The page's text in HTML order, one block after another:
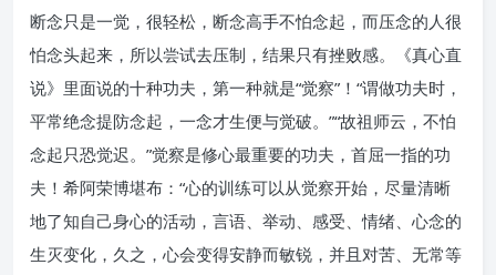
断念只是一觉，很轻松，断念高手不怕念起，而压念的人很
怕念头起来，所以尝试去压制，结果只有挫败感。《真心直
说》里面说的十种功夫，第一种就是“觉察”！“谓做功夫时，
平常绝念提防念起，一念才生便与觉破。”“故祖师云，不怕
念起只恐觉迟。”觉察是修心最重要的功夫，首屈一指的功
夫！希阿荣博堪布：“心的训练可以从觉察开始，尽量清晰
地了知自己身心的活动，言语、举动、感受、情绪、心念的
生灭变化，久之，心会变得安静而敏锐，并且对苦、无常等